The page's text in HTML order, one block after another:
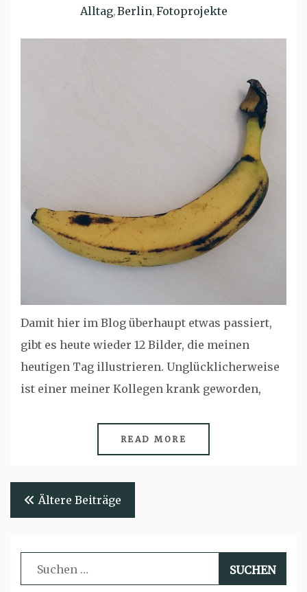
Alltag,Berlin,Fotoprojekte
Damit hier im Blog überhaupt etwas passiert,
gibt es heute wieder 12 Bilder, die meinen
heutigen Tag illustrieren. Unglücklicherweise
ist einer meiner Kollegen krank geworden,
READ MORE
Beitragsnavigation
Ältere Beiträge
Suchen
nach: